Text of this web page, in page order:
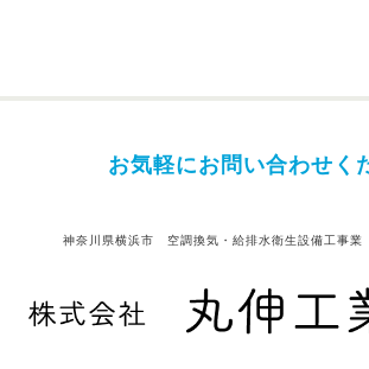
お気軽にお問い合わせく
神奈川県横浜市 空調換気・給排水衛生設備工事